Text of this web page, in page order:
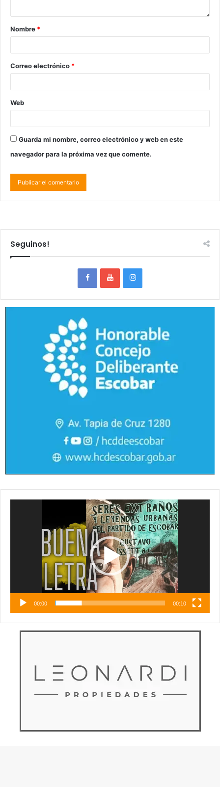
Nombre *
Correo electrónico *
Web
Guarda mi nombre, correo electrónico y web en este
navegador para la próxima vez que comente.
Seguinos!
00:00 00:10